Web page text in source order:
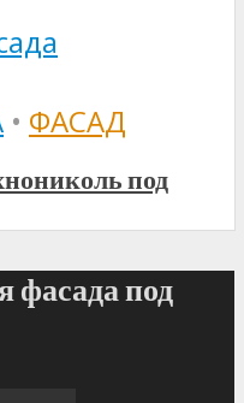
• ФАСАД
под
фасада под